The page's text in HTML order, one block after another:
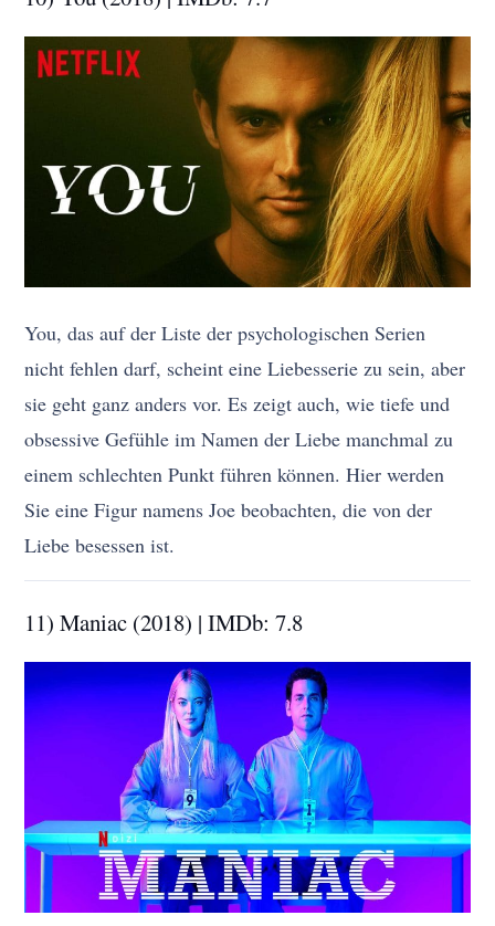
You, das auf der Liste der psychologischen Serien
nicht fehlen darf, scheint eine Liebesserie zu sein, aber
sie geht ganz anders vor. Es zeigt auch, wie tiefe und
obsessive Gefühle im Namen der Liebe manchmal zu
einem schlechten Punkt führen können. Hier werden
Sie eine Figur namens Joe beobachten, die von der
Liebe besessen ist.
11) Maniac (2018) | IMDb: 7.8